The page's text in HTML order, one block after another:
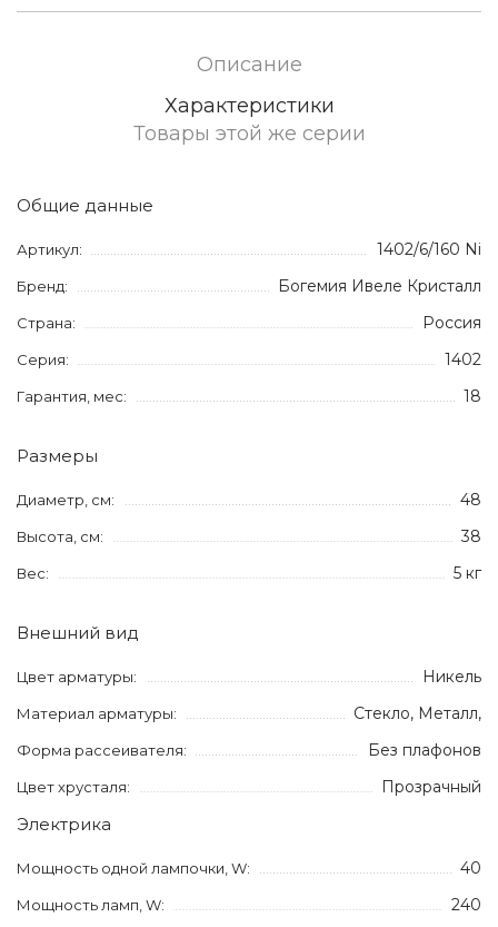
Описание
Характеристики
Товары этой же серии
Общие данные
Артикул: 1402/6/160 Ni
Бренд: Богемия Ивеле Кристалл
Страна: Россия
Серия: 1402
Гарантия, мес: 18
Размеры
Диаметр, см: 48
Высота, см: 38
Вес: 5 кг
Внешний вид
Цвет арматуры: Никель
Материал арматуры: Стекло, Металл,
Форма рассеивателя: Без плафонов
Цвет хрусталя: Прозрачный
Электрика
Мощность одной лампочки, W: 40
Мощность ламп, W: 240